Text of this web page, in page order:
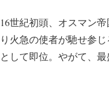
16世紀初頭、オスマン
り火急の使者が馳せ参
として即位。やがて、